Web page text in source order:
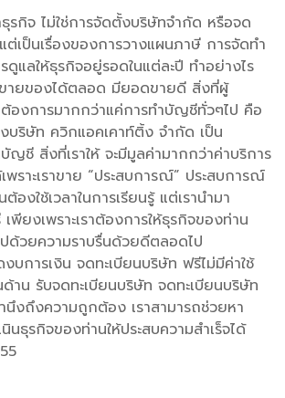
รกิจ ไม่ใช่การจัดตั้งบริษัทจำกัด หรือจด
เป็นเรื่องของการวางแผนภาษี การจัดทำ
แลให้ธุรกิจอยู่รอดในแต่ละปี ทำอย่างไร
ายของได้ตลอด มียอดขายดี สิ่งที่ผู้
ต้องการมากกว่าแค่การทำบัญชีทั่วๆไป คือ
บริษัท ควิกแอคเคาท์ติ้ง จำกัด เป็น
ญชี สิ่งที่เราให้ จะมีมูลค่ามากกว่าค่าบริการ
เพราะเราขาย “ประสบการณ์” ประสบการณ์
องใช้เวลาในการเรียนรู้ แต่เรานำมา
พียงเพราะเราต้องการให้ธุรกิจของท่าน
ปด้วยความราบรื่นด้วยดีตลอดไป
บการเงิน จดทะเบียนบริษัท ฟรีไม่มีค่าใช้
ด้าน รับจดทะเบียนบริษัท จดทะเบียนบริษัท
นึงถึงความถูกต้อง เราสามารถช่วยหา
นธุรกิจของท่านให้ประสบความสำเร็จได้